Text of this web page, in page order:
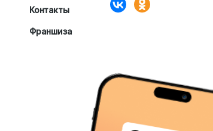
Контакты
Франшиза